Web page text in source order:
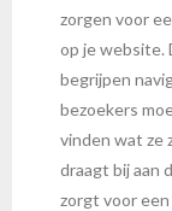
zorgen voor
op je website.
begrijpen
bezoekers
vinden wat ze
draagt bij aan
zorgt voor